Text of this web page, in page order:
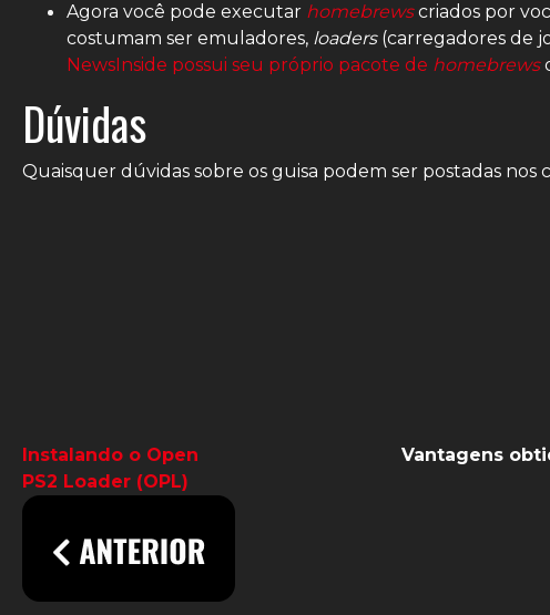
Agora você pode executar homebrewscriados por
costumam ser emuladores, loaders(carregadores de
NewsInside possui seu próprio pacote de homebrews
Dúvidas
Quaisquer dúvidas sobre os guisa podem ser postadas nos
Instalando o Open
PS2 Loader (OPL)
Vantagens